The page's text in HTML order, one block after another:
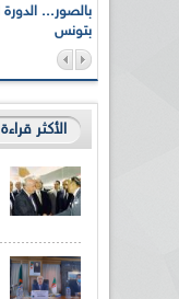
بتونس
الأكثر قراءة